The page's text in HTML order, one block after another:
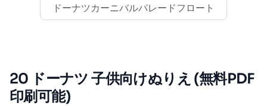
ドーナツカーニバルパレードフロート
20 ドーナツ 子供向けぬりえ (無料PDF
印刷可能)